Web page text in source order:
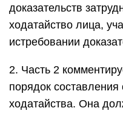
доказательств
ходатайство лица,
истребовании
2. Часть 2
порядок
ходатайства. Она